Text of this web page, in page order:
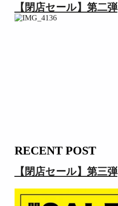
【閉店セール】第二弾
RECENT POST
【閉店セール】第三弾